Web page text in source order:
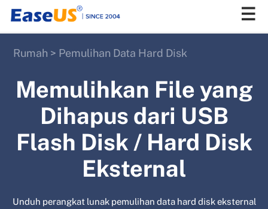
Rumah > Pemulihan Data Hard Disk
Memulihkan File yang
Dihapus dari USB
Flash Disk / Hard Disk
Eksternal
Unduh perangkat lunak pemulihan data hard disk eksternal